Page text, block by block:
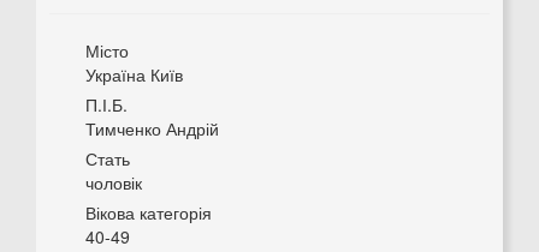
Місто
Україна Київ
П.І.Б.
Тимченко Андрій
Стать
чоловік
Вікова категорія
40-49